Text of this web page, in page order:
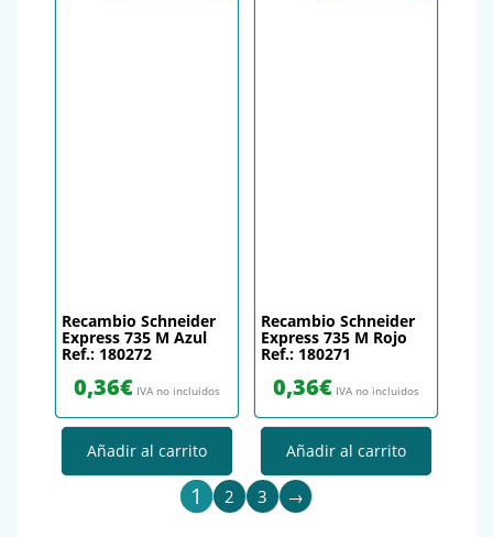
Recambio Schneider
Express 735 M Azul
Ref.: 180272
0,36€ IVA no incluidos
Añadir al carrito
Recambio Schneider
Express 735 M Rojo
Ref.: 180271
0,36€ IVA no incluidos
Añadir al carrito
1 2 3 →